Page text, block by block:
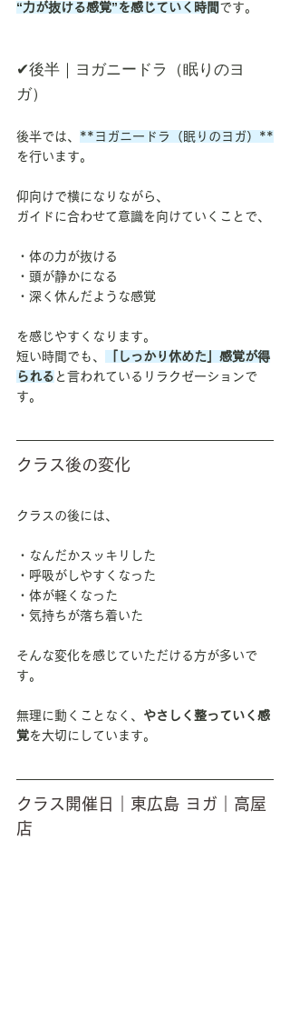
“力が抜ける感覚”を感じていく時間 です。
✔︎後半｜ヨガニードラ（眠りのヨ
ガ）
後半では、 **ヨガニードラ（眠りのヨガ）**
を行います。
仰向けで横になりながら、
ガイドに合わせて意識を向けていくことで、
・体の力が抜ける
・頭が静かになる
・深く休んだような感覚
を感じやすくなります。
短い時間でも、
「しっかり休めた」感覚が得
られる と言われているリラクゼーションで
す。
クラス後の変化
クラスの後には、
・なんだかスッキリした
・呼吸がしやすくなった
・体が軽くなった
・気持ちが落ち着いた
そんな変化を感じていただける方が多いで
す。
無理に動くことなく、 やさしく整っていく感
覚を大切にしています。
クラス開催日｜東広島 ヨガ｜高屋
店